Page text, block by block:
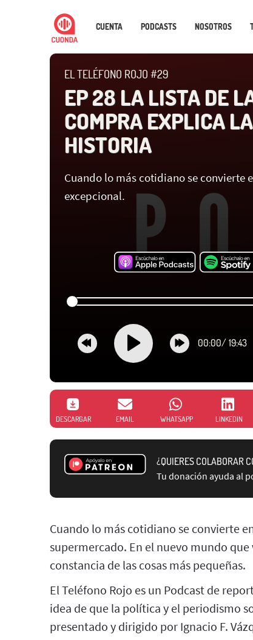
CUENTA PODCASTS NOSOTROS
EL TELÉFONO ROJO #29
EP 28 LA LISTA DE
COMPRA EXPLICA LA
HISTORIA
Cuando lo más cotidiano se convierte
excepcional.
00:00/ 19:43
DESCARGAR EMAIL WHATSAPP LINKEDIN
¿QUIERES COLABORAR
Tu donación ayuda al
Cuando lo más cotidiano se convierte
supermercado. En el nuevo mundo
constancia de las cosas más pequeñas.
El Teléfono Rojo es un Podcast de
idea de que la política y el periodismo
presentado y dirigido por Ignacio F.